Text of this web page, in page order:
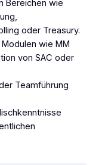
Bereichen wie
oder Treasury.
wie MM
von SAC oder
Teamführung